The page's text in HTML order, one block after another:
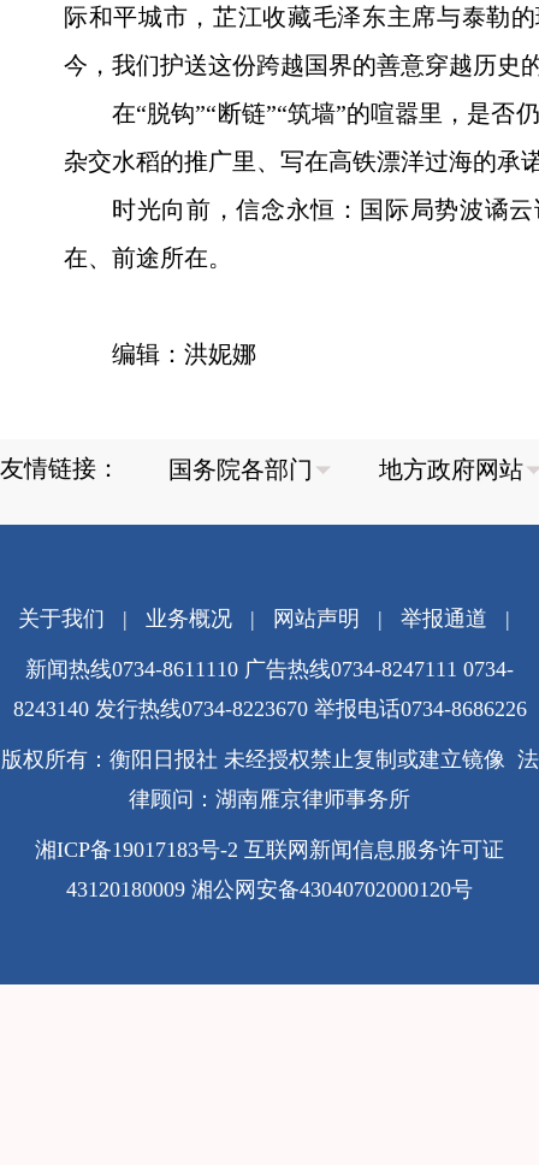
际和平城市，芷江收藏毛泽东主席与泰勒
今，我们护送这份跨越国界的善意穿越历史
在“脱钩”“断链”“筑墙”的喧嚣里，是
杂交水稻的推广里、写在高铁漂洋过海的承
时光向前，信念永恒：国际局势波谲
在、前途所在。
编辑：洪妮娜
友情链接：
关于我们 | 业务概况| 网站声明 | 举报通道 |
新闻热线0734-8611110 广告热线0734-8247111 0734-
8243140 发行热线0734-8223670 举报电话0734-8686226
版权所有：衡阳日报社 未经授权禁止复制或建立镜像 法
律顾问：湖南雁京律师事务所
湘ICP备19017183号-2 互联网新闻信息服务许可证
43120180009 湘公网安备43040702000120号